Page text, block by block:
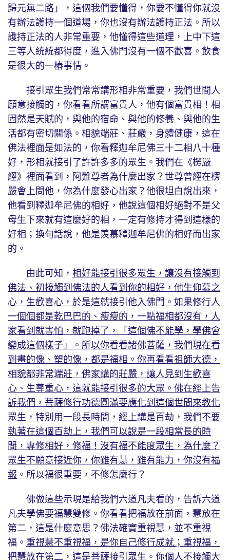
歸元無二路」，這個我們要懂得，你要不懂得你就沒
有辦法護持一個道場，你也沒有辦法護持正法。所以
護持正法的人非常重要，他懂得這些道理，上中下這
三等人統統都得度，進入佛門沒有一個不歡喜。飲食
是很大的一樁事情。
接引眾生我們常常講形相非常重要，我們世間人
願意接觸的，你看看所謂富貴人，他有個富貴相！相
固然是天賦的，與他的宿命、與他的修養、與他的生
活都有密切關係。相貌端莊、莊嚴，身體健康，這在
佛法裡面是如法的，你看釋迦牟尼佛三十二相八十種
好，形相就接引了許許多多的眾生。我們在《楞嚴
經》裡面看到，阿難尊者為什麼出家？世尊曾經在楞
嚴會上問他，你為什麼發心出家？他很坦白說出來，
他看到釋迦牟尼佛的相好，他說這個相好絕對不是父
母生下來就有這麼好的相，一定有修持才得到這樣的
好相；換句話說，他是羨慕釋迦牟尼佛的相好而出家
的。
由此可知， 相好能接引很多眾生，讓沒有接觸到
佛法、初接觸到佛法的人看到你的相好，他生仰慕之
心，生歡喜心，於是這就接引他入佛門。如果修行人
一個個都是乾巴巴的、瘦瘦的，一點福相都沒有，人
家看到就害怕，就跑掉了，「這個佛不能學，學佛會
變成這個樣子」。所以你看看諸佛菩薩，我們現在看
到畫的像、塑的像，都是福相。你再看看祖師大德，
相貌都非常端莊，佛家講的莊嚴，讓人見到生歡喜
心、生尊重心，這就能接引很多的大眾。佛在經上告
訴我們，菩薩修行功德圓滿要應化到這個世間來教化
眾生，特別用一段長時間，經上講是百劫，我們不要
執著在這個百劫上，我們可以說是一段相當長的時
間，專修相好，修福！沒有福不能度眾生，為什麼？
眾生不願意接近你，你雖有慧，雖有能力，你沒有福
報 。所以福很重要，不修怎麼行？
佛做這些示現是給我們六道凡夫看的，告訴六道
凡夫學佛要福慧雙修。你看看把福放在前面，慧放在
第二，這是什麼意思？佛法確實重視慧，並不重視
福。 重視慧不重視福，是你自己修行成就；重視福，
把慧放在第二，這是菩薩接引眾生。你個人不接觸大